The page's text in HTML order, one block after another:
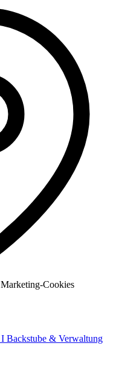
Cookies
Backstube & Verwaltung